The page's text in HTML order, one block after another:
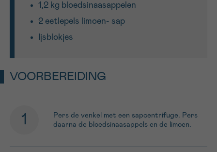
1,2 kg bloedsinaasappelen
2 eetlepels limoen- sap
Ijsblokjes
VOORBEREIDING
Pers de venkel met een sapcentrifuge. Pers
daarna de bloedsinaasappels en de limoen.
Ik aanvaard degebruiksvoorwaarden